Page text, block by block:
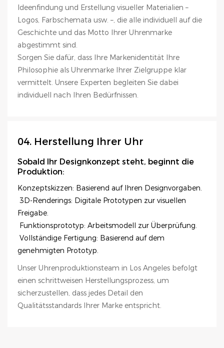
Ideenfindung und Erstellung visueller Materialien –
Logos, Farbschemata usw. –, die alle individuell auf die
Geschichte und das Motto Ihrer Uhrenmarke
abgestimmt sind.
Sorgen Sie dafür, dass Ihre Markenidentität Ihre
Philosophie als Uhrenmarke Ihrer Zielgruppe klar
vermittelt. Unsere Experten begleiten Sie dabei
individuell nach Ihren Bedürfnissen.
04. Herstellung Ihrer Uhr
Sobald Ihr Designkonzept steht, beginnt die
Produktion:
Konzeptskizzen: Basierend auf Ihren Designvorgaben.
3D-Renderings: Digitale Prototypen zur visuellen
Freigabe.
Funktionsprototyp: Arbeitsmodell zur Überprüfung.
Vollständige Fertigung: Basierend auf dem
genehmigten Prototyp.
Unser Uhrenproduktionsteam in Los Angeles befolgt
einen schrittweisen Herstellungsprozess, um
sicherzustellen, dass jedes Detail den
Qualitätsstandards Ihrer Marke entspricht.